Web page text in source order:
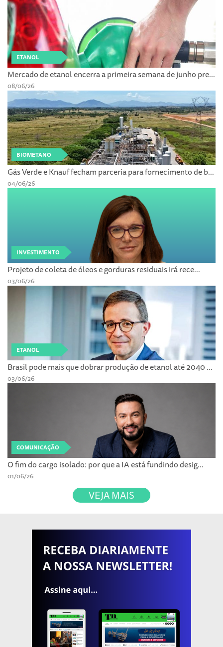
ETANOL
Mercado de etanol encerra a primeira semana de junho pre...
08/06/26
BIOMETANO
Gás Verde e Knauf fecham parceria para fornecimento de b...
04/06/26
INVESTIMENTO
Projeto de coleta de óleos e gorduras residuais irá rece...
03/06/26
ETANOL
Brasil pode mais que dobrar produção de etanol até 2040 ...
03/06/26
COMUNICAÇÃO
O fim do cargo isolado: por que a IA está fundindo desig...
01/06/26
VEJA MAIS